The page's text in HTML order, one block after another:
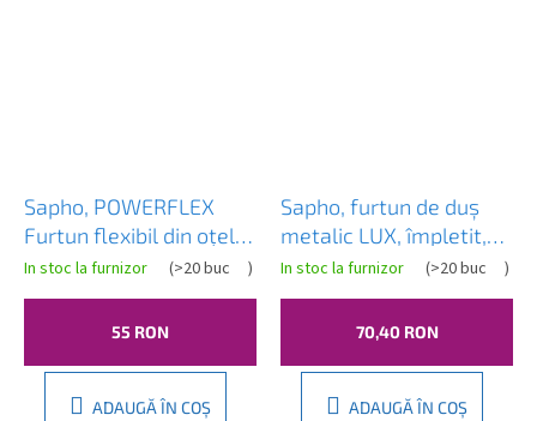
Sapho, POWERFLEX
Furtun flexibil din oțel
inoxidabil cu blocare
dublă, 200 cm, FLEX200
In stoc la furnizor (>20 buc )
55 RON
ADAUGĂ ÎN COŞ
Sapho, furtun de duș
metalic LUX, împletit,
extensibil 200-240 cm,
crom, FSACC548
In stoc la furnizor (>20 buc )
70,40 RON
ADAUGĂ ÎN COŞ